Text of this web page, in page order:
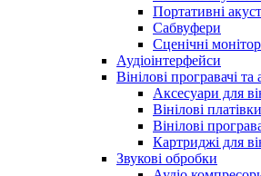
Портативні
Сабвуфери
Сценічні
Аудіоінтерфейси
Вінілові програвачі та
Аксесуари для
Вінілові платівки
Вінілові
Картриджі для
Звукові обробки